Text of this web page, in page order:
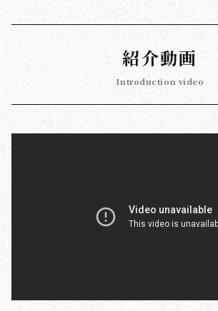
紹介動画
Introduction video